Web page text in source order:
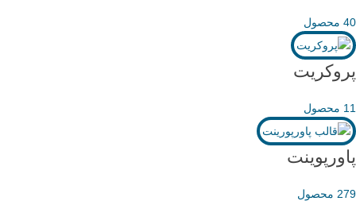
40 محصول
پروکریت
11 محصول
پاورپوینت
279 محصول